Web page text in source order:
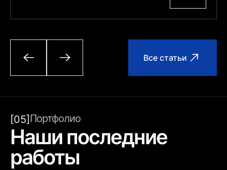
Все статьи
[05]Портфолио
Наши последние
работы